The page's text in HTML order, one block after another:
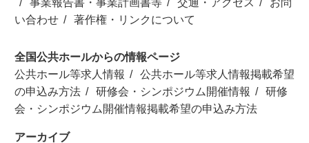
い合わせ
著作権・リンクについて
全国公共ホールからの情報ページ
公共ホール等求人情報
公共ホール等求人情報掲載希望
の申込み方法
研修会・シンポジウム開催情報
研修
会・シンポジウム開催情報掲載希望の申込み方法
アーカイブ